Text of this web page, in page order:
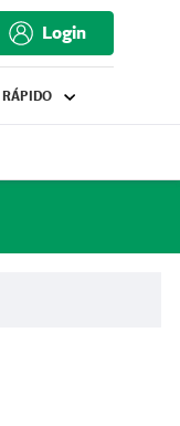
Login
RÁPIDO